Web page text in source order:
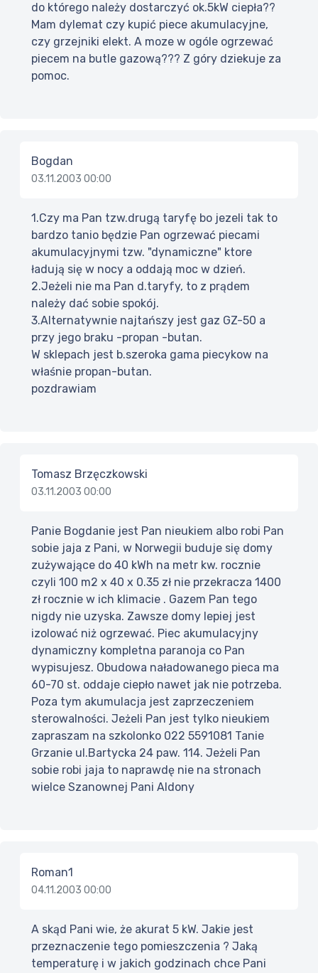
do którego należy dostarczyć ok.5kW ciepła??
Mam dylemat czy kupić piece akumulacyjne,
czy grzejniki elekt. A moze w ogóle ogrzewać
piecem na butle gazową??? Z góry dziekuje za
pomoc.
Bogdan
03.11.2003 00:00
1.Czy ma Pan tzw.drugą taryfę bo jezeli tak to
bardzo tanio będzie Pan ogrzewać piecami
akumulacyjnymi tzw. "dynamiczne" ktore
ładują się w nocy a oddają moc w dzień.
2.Jeżeli nie ma Pan d.taryfy, to z prądem
należy dać sobie spokój.
3.Alternatywnie najtańszy jest gaz GZ-50 a
przy jego braku -propan -butan.
W sklepach jest b.szeroka gama piecykow na
właśnie propan-butan.
pozdrawiam
Tomasz Brzęczkowski
03.11.2003 00:00
Panie Bogdanie jest Pan nieukiem albo robi Pan
sobie jaja z Pani, w Norwegii buduje się domy
zużywające do 40 kWh na metr kw. rocznie
czyli 100 m2 x 40 x 0.35 zł nie przekracza 1400
zł rocznie w ich klimacie . Gazem Pan tego
nigdy nie uzyska. Zawsze domy lepiej jest
izolować niż ogrzewać. Piec akumulacyjny
dynamiczny kompletna paranoja co Pan
wypisujesz. Obudowa naładowanego pieca ma
60-70 st. oddaje ciepło nawet jak nie potrzeba.
Poza tym akumulacja jest zaprzeczeniem
sterowalności. Jeżeli Pan jest tylko nieukiem
zapraszam na szkolonko 022 5591081 Tanie
Grzanie ul.Bartycka 24 paw. 114. Jeżeli Pan
sobie robi jaja to naprawdę nie na stronach
wielce Szanownej Pani Aldony
Roman1
04.11.2003 00:00
A skąd Pani wie, że akurat 5 kW. Jakie jest
przeznaczenie tego pomieszczenia ? Jaką
temperaturę i w jakich godzinach chce Pani